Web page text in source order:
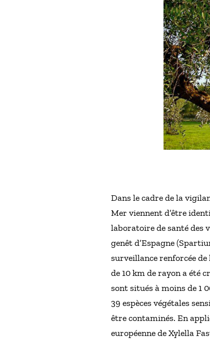
Dans le cadre de la
Mer viennent d’être
laboratoire de santé des
genêt d’Espagne
surveillance renforcée
de 10 km de rayon a été
sont situés à moins de 1
39 espèces végétales
être contaminés. En
européenne de Xylella